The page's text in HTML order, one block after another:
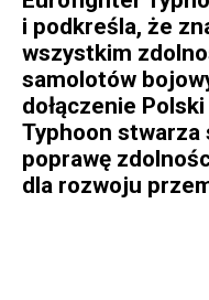
i podkreśla, że
wszystkim
samolotów
dołączenie
Typhoon stwarza
poprawę
dla rozwoju